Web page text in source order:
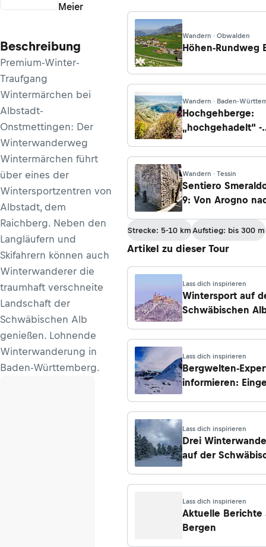
Meier
Beschreibung
Premium-Winter-
Traufgang
Wintermärchen bei
Albstadt-
Onstmettingen: Der
Winterwanderweg
Wintermärchen führt
über eines der
Wintersportzentren von
Albstadt, dem
Raichberg. Neben den
Langläufern und
Skifahrern können auch
Winterwanderer die
traumhaft verschneite
Landschaft der
Schwäbischen Alb
genießen. Lohnende
Winterwanderung in
Baden-Württemberg.
Wandern · Obwalden
Höhen-Rundweg
Wandern · Baden-
Hochgehberge:
„hochgehadelt“ -
Bissingen/Owen/
Wandern · Tessin
Sentiero
9: Von Arogno
Strecke: 5-10 km Aufstieg: bis 300 m
Artikel zu dieser Tour
Lass dich inspirieren
Wintersport auf
Schwäbischen
Lass dich inspirieren
Bergwelten-
informieren:
Lass dich inspirieren
Drei
auf der
Lass dich inspirieren
Aktuelle Berichte
Bergen